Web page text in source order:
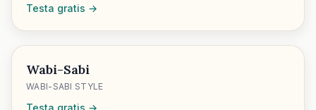
Testa gratis →
Wabi-Sabi
WABI-SABI STYLE
Testa gratis →